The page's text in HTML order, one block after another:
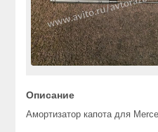
Описание
Амортизатор капота для